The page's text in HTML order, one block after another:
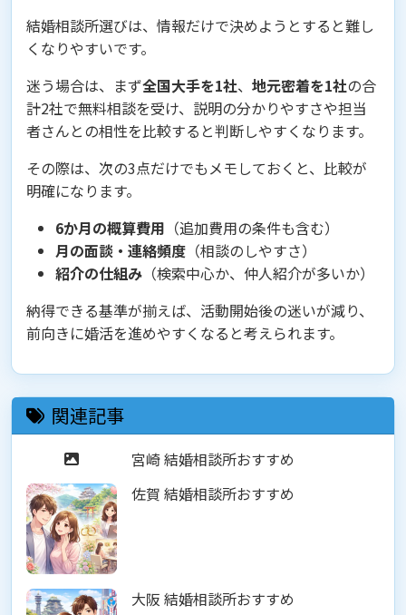
結婚相談所選びは、情報だけで決めようとすると難し
くなりやすいです。
迷う場合は、まず全国大手を1社、 地元密着を1社の合
計2社で無料相談を受け、説明の分かりやすさや担当
者さんとの相性を比較すると判断しやすくなります。
その際は、次の3点だけでもメモしておくと、比較が
明確になります。
6か月の概算費用 （追加費用の条件も含む）
月の面談・連絡頻度 （相談のしやすさ）
紹介の仕組み （検索中心か、仲人紹介が多いか）
納得できる基準が揃えば、活動開始後の迷いが減り、
前向きに婚活を進めやすくなると考えられます。
関連記事
宮崎 結婚相談所おすすめ
佐賀 結婚相談所おすすめ
大阪 結婚相談所おすすめ